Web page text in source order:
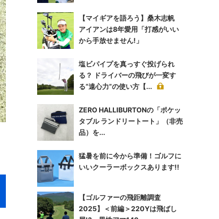
【マイギアを語ろう】桑木志帆
アイアンは8年愛用「打感がいい
から手放せません!」
塩ビパイプを真っすぐ投げられ
る？ ドライバーの飛びが一変す
る“遠心力”の使い方【...
ZERO HALLIBURTONの「ポケッ
タブル ランドリートート」（非売
品）を...
猛暑を前に今から準備！ゴルフに
いいクーラーボックスあります!!
【ゴルファーの飛距離調査
2025】＜前編＞220Yは飛ばし